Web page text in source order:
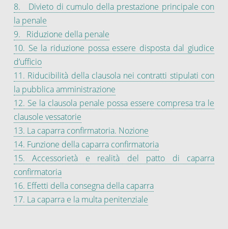
8. Divieto di cumulo della prestazione principale con
la penale
9. Riduzione della penale
10. Se la riduzione possa essere disposta dal giudice
d’ufficio
11. Riducibilità della clausola nei contratti stipulati con
la pubblica amministrazione
12. Se la clausola penale possa essere compresa tra le
clausole vessatorie
13. La caparra confirmatoria. Nozione
14. Funzione della caparra confirmatoria
15. Accessorietà e realità del patto di caparra
confirmatoria
16. Effetti della consegna della caparra
17. La caparra e la multa penitenziale